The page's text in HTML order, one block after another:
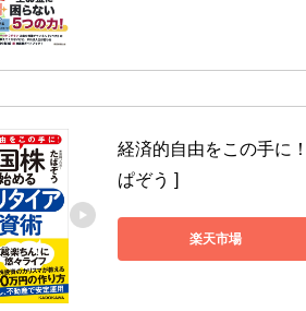
経済的自由をこの手に
ぱぞう ]
楽天市場